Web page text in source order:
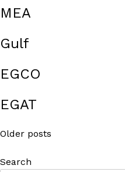
MEA
Gulf
EGCO
EGAT
Posts
Older posts
Search